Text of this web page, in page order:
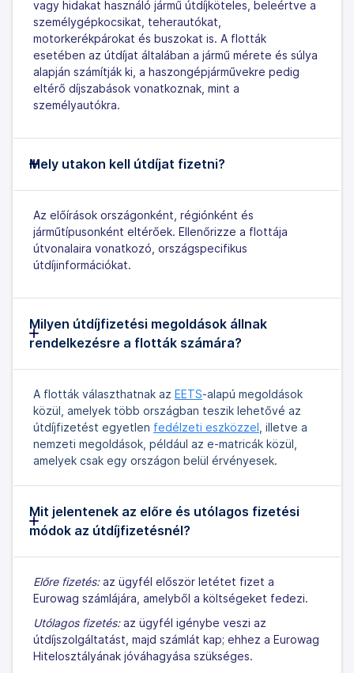
vagy hidakat használó jármű útdíjköteles, beleértve a
személygépkocsikat, teherautókat,
motorkerékpárokat és buszokat is. A flották
esetében az útdíjat általában a jármű mérete és súlya
alapján számítják ki, a haszongépjárművekre pedig
eltérő díjszabások vonatkoznak, mint a
személyautókra.
Mely utakon kell útdíjat fizetni?
Az előírások országonként, régiónként és
járműtípusonként eltérőek. Ellenőrizze a flottája
útvonalaira vonatkozó, országspecifikus
útdíjinformációkat.
Milyen útdíjfizetési megoldások állnak
rendelkezésre a flották számára?
A flották választhatnak az EETS-alapú megoldások
közül, amelyek több országban teszik lehetővé az
útdíjfizetést egyetlen fedélzeti eszközzel , illetve a
nemzeti megoldások, például az e-matricák közül,
amelyek csak egy országon belül érvényesek.
Mit jelentenek az előre és utólagos fizetési
módok az útdíjfizetésnél?
Előre fizetés:az ügyfél először letétet fizet a
Eurowag számlájára, amelyből a költségeket fedezi.
Utólagos fizetés:az ügyfél igénybe veszi az
útdíjszolgáltatást, majd számlát kap; ehhez a Eurowag
Hitelosztályának jóváhagyása szükséges.